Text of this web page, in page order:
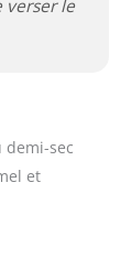
verser le
demi-sec
et